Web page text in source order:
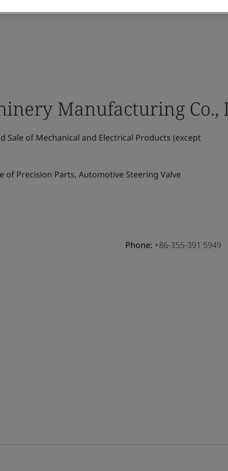
Manufacturing Co.,
Sale of Mechanical and Electrical Products (except
of Precision Parts, Automotive Steering Valve
Phone:+86-355-391 5949